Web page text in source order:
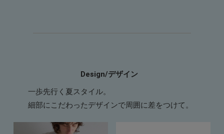
Design/デザイン
一歩先行く夏スタイル。
細部にこだわったデザインで周囲に差をつけて。